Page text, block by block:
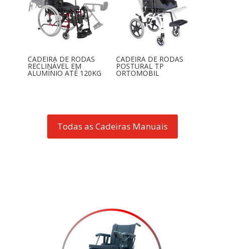
CADEIRA DE RODAS
RECLINÁVEL EM
ALUMÍNIO ATÉ 120KG
CADEIRA DE RODAS
POSTURAL TP
ORTOMOBIL
Todas as Cadeiras Manuais